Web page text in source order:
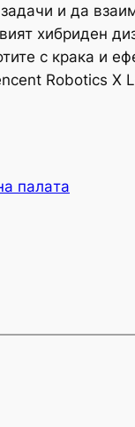
и да
хибриден
с крака и
Robotics X
палaта